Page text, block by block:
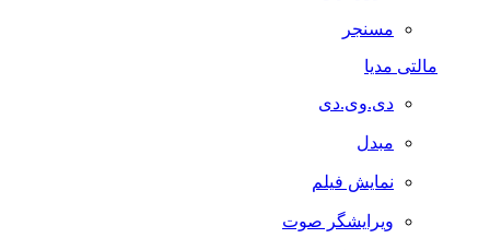
مسنجر
مالتی مدیا
دی.وی.دی
مبدل
نمایش فیلم
ویرایشگر صوت